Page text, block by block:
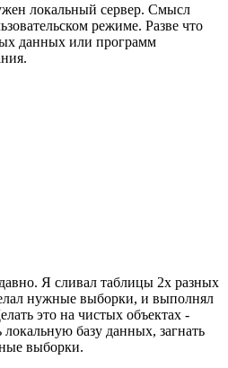
локальный сервер. Смысл
режиме. Разве что
данных или программ
Я сливал таблицы 2х разных
нужные выборки, и выполнял
это на чистых объектах -
базу данных, загнать
выборки.